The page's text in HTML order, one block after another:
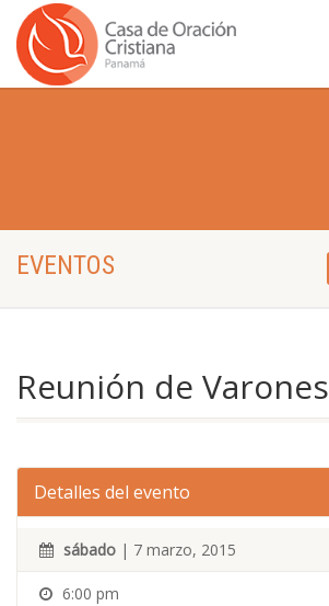
EVENTOS
Reunión de Varones
Detalles del evento
sábado | 7 marzo, 2015
6:00 pm